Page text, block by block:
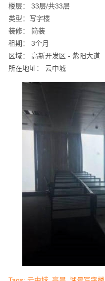
楼层： 33层/共33层
类型：写字楼
装修： 简装
租期： 3个月
区域： 高新开发区 - 紫阳大道
所在地址： 云中城